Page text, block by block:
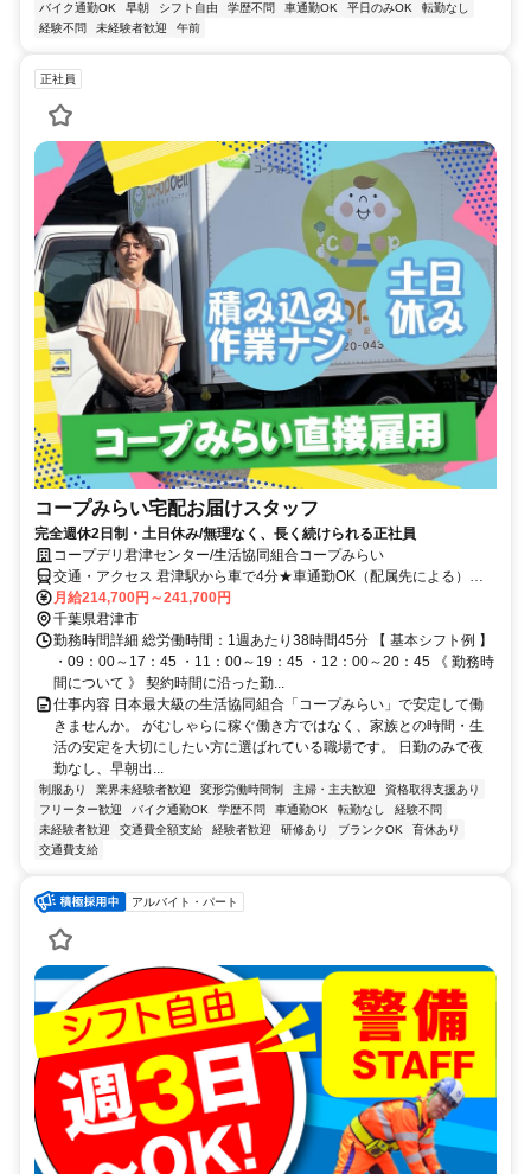
バイク通勤OK
早朝 シフト自由 学歴不問 車通勤OK 平日のみOK
転勤なし
経験不問
未経験者歓迎 午前
正社員
コープみらい宅配お届けスタッフ
完全週休2日制・土日休み/無理なく、長く続けられる正社員
コープデリ君津センター/生活協同組合コープみらい
交通・アクセス 君津駅から車で4分★車通勤OK（配属先による）※
配属先は、入職時期や各センターの人員状況を踏まえ、本人の希望を
考慮した上で、募集場所を含む通勤可能な範囲のセンターから決定し
ます。
月給214,700円～241,700円
千葉県君津市
勤務時間詳細 総労働時間：1週あたり38時間45分 【 基本シフト例 】
・09：00～17：45 ・11：00～19：45 ・12：00～20：45 《 勤務時
間について 》 契約時間に沿った勤...
仕事内容 日本最大級の生活協同組合「コープみらい」で安定して働
きませんか。 がむしゃらに稼ぐ働き方ではなく、家族との時間・生
活の安定を大切にしたい方に選ばれている職場です。 日勤のみで夜
勤なし、早朝出...
制服あり 業界未経験者歓迎 変形労働時間制 主婦・主夫歓迎
資格取得支援あり
フリーター歓迎
バイク通勤OK 学歴不問 車通勤OK 転勤なし
経験不問
未経験者歓迎
交通費全額支給 経験者歓迎 研修あり ブランクOK
育休あり
交通費支給
アルバイト・パート